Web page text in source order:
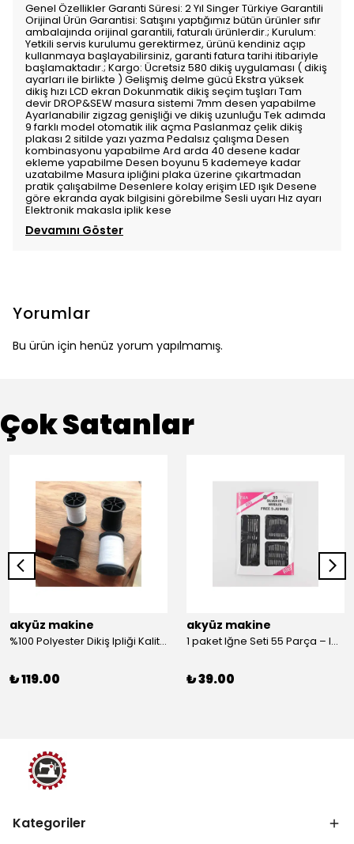
Genel Özellikler Garanti Süresi: 2 Yıl Singer Türkiye Garantili
Orijinal Ürün Garantisi: Satışını yaptığımız bütün ürünler sıfır
ambalajında orijinal garantili, faturalı ürünlerdir.; Kurulum:
Yetkili servis kurulumu gerektirmez, ürünü kendiniz açıp
kullanmaya başlayabilirsiniz, garanti fatura tarihi itibariyle
başlamaktadır.; Kargo: Ücretsiz 580 dikiş uygulaması ( dikiş
ayarları ile birlikte ) Gelişmiş delme gücü Ekstra yüksek
dikiş hızı LCD ekran Dokunmatik dikiş seçim tuşları Tam
devir DROP&SEW masura sistemi 7mm desen yapabilme
Ayarlanabilir zigzag genişliği ve dikiş uzunluğu Tek adımda
9 farklı model otomatik ilik açma Paslanmaz çelik dikiş
plakası 2 sitilde yazı yazma Pedalsız çalışma Desen
kombinasyonu yapabilme Ard arda 40 desene kadar
ekleme yapabilme Desen boyunu 5 kademeye kadar
uzatabilme Masura ipliğini plaka üzerine çıkartmadan
pratik çalışabilme Desenlere kolay erişim LED ışık Desene
göre ekranda ayak bilgisini görebilme Sesli uyarı Hız ayarı
Elektronik makasla iplik kese
Devamını Göster
Yorumlar
Bu ürün için henüz yorum yapılmamış.
Çok Satanlar
akyüz makine
%100 Polyester Dikiş Ipliği Kaliteli 2 Adet Farklı Makara Ip Dikiş İpi Siyah&Beyaz 2'Li Set
₺ 119.00
akyüz makine
1 paket Iğne Seti 55 Parça – Iğne
₺ 39.00
Kategoriler